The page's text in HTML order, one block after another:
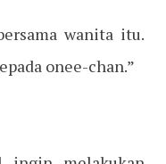
wanita itu.
onee-chan.”